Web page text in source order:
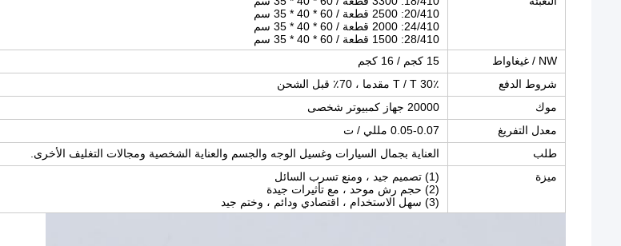
20/410: 2500 قطعة / 60 * 40 * 35 سم
24/410: 2000 قطعة / 60 * 40 * 35 سم
28/410: 1500 قطعة / 60 * 40 * 35 سم
NW / غيغاواط
15 كجم / 16 كجم
شروط الدفع
T / T 30٪ مقدما ، 70٪ قبل الشحن
موك
20000 جهاز كمبيوتر شخصى
معدل التفريغ
0.05-0.07 مللي / ت
طلب
العناية بجمال السيارات وغسيل الوجه والجسم والعناية الشخصية ومجالات التغليف الأخرى.
ميزة
(1) تصميم جيد ، ومنع تسرب السائل
(2) حجم رش موحد ، مع تأثيرات جيدة
(3) سهل الاستخدام ، اقتصادي ودائم ، وختم جيد